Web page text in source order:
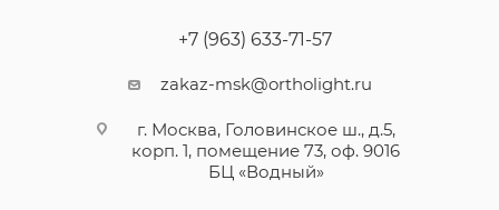
+7 (963) 633-71-57
zakaz-msk@ortholight.ru
г. Москва, Головинское ш., д.5,
корп. 1, помещение 73, оф. 9016
БЦ «Водный»